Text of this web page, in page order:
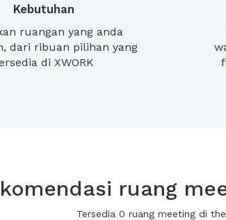
Kebutuhan
ruangan yang anda
dari ribuan pilihan yang
di XWORK
ruang
Tersedia 0 ruang meeting di